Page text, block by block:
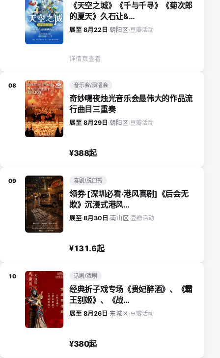
《天空之城》《千与千寻》《菊次郎
的夏天》久石让&…
展至 8月22日 ·朝阳区·豆瓣活动
详情页查看
08 音乐会/演唱会
奇妙嘿夜烛光音乐会最伟大的作品流
行曲目三重奏
展至 8月29日 ·朝阳区·豆瓣活动
¥388起
09 喜剧/脱口秀
领券·[深圳必看·港风喜剧]《后会无
欺》沉浸式港风…
展至 8月30日 ·南山区·豆瓣活动
¥131.6起
10 话剧/戏剧
经典折子戏专场《贵妃醉酒》、《霸
王别姬》、《战…
展至 8月26日 ·东城区·豆瓣活动
¥380起